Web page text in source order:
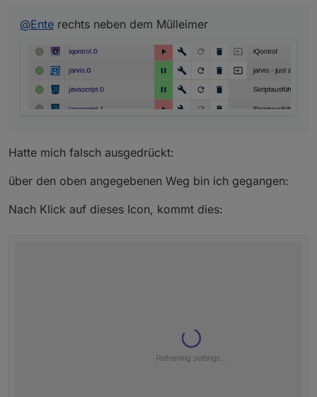
@Ente rechts neben dem Mülleimer
Hatte mich falsch ausgedrückt:
über den oben angegebenen Weg bin ich gegangen:
Nach Klick auf dieses Icon, kommt dies: